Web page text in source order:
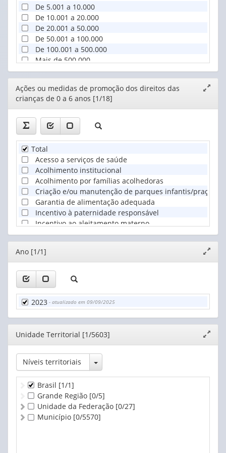
De 5.001 a 10.000
De 10.001 a 20.000
De 20.001 a 50.000
De 50.001 a 100.000
De 100.001 a 500.000
Mais de 500.000
Editor
Ações ou medidas de promoção dos direitos das
crianças de 0 a 6 anos [1/18]
Total
Acesso a serviços de saúde
Acolhimento institucional
Acolhimento por famílias acolhedoras
Criação e/ou manutenção de parques infantis/praças
Garantia de alimentação adequada
Incentivo à paternidade responsável
Incentivo ao aleitamento materno
Oferta de Educação Infantil
Prevenção de acidentes
Promoção de arte e cultura
Promoção do brincar
Promoção do Direito à Convivência Familiar e
Proteção a crianças em situação de rua
Proteção à exposição precoce das crianças aos meios
Proteção contra violências
Nenhuma das políticas ou programas citados
Editor
janela
Ano [1/1]
2023 - atualizado em 09/09/2025
Editor
janela
Unidade Territorial [1/5603]
Níveis territoriais Toggle Dropdown
Brasil [1/1]
Grande Região [0/5]
Unidade da Federação [0/27]
Município [0/5570]